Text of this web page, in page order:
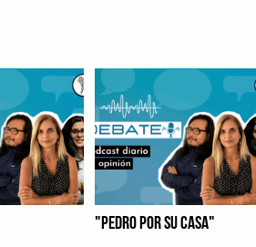
"PEDRO POR SU CASA"